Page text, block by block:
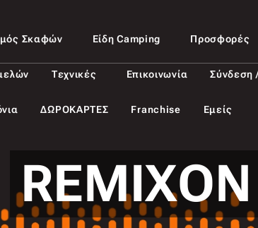
Σκαφών Είδη Camping Προσφορές
Τεχνικές Επικοινωνία Σύνδεση
ΔΩΡΟΚΑΡΤΕΣ Franchise Εμείς
REMIXON